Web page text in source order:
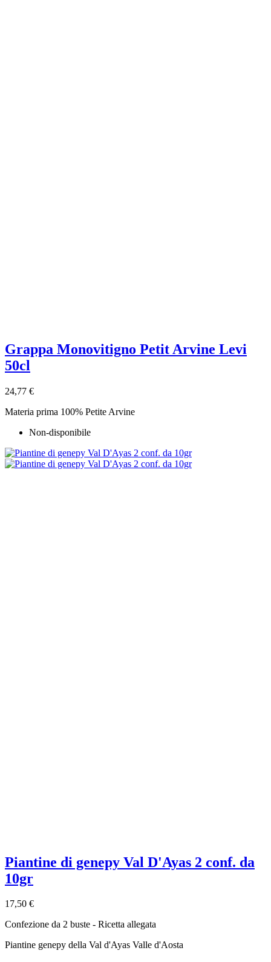
Grappa Monovitigno Petit Arvine Levi
50cl
24,77 €
Materia prima 100% Petite Arvine
Non-disponibile
Piantine di genepy Val D'Ayas 2 conf. da
10gr
17,50 €
Confezione da 2 buste - Ricetta allegata
Piantine genepy della Val d'Ayas Valle d'Aosta